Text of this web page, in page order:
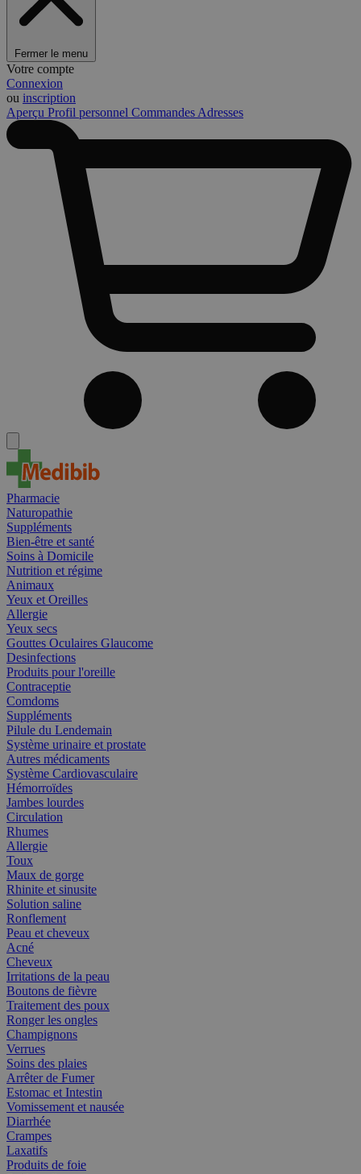
Fermer le menu
Votre compte
Connexion
ou inscription
Aperçu Profil personnel Commandes Adresses
Pharmacie
Naturopathie
Suppléments
Bien-être et santé
Soins à Domicile
Nutrition et régime
Animaux
Yeux et Oreilles
Allergie
Yeux secs
Gouttes Oculaires Glaucome
Desinfections
Produits pour l'oreille
Contraceptie
Comdoms
Suppléments
Pilule du Lendemain
Système urinaire et prostate
Autres médicaments
Système Cardiovasculaire
Hémorroïdes
Jambes lourdes
Circulation
Rhumes
Allergie
Toux
Maux de gorge
Rhinite et sinusite
Solution saline
Ronflement
Peau et cheveux
Acné
Cheveux
Irritations de la peau
Boutons de fièvre
Traitement des poux
Ronger les ongles
Champignons
Verrues
Soins des plaies
Arrêter de Fumer
Estomac et Intestin
Vomissement et nausée
Diarrhée
Crampes
Laxatifs
Produits de foie